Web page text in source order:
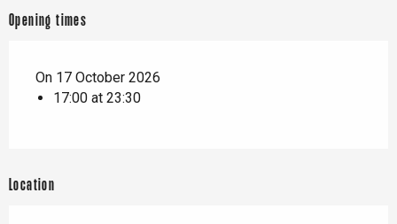
Opening times
On 17 October 2026
17:00 at 23:30
Location